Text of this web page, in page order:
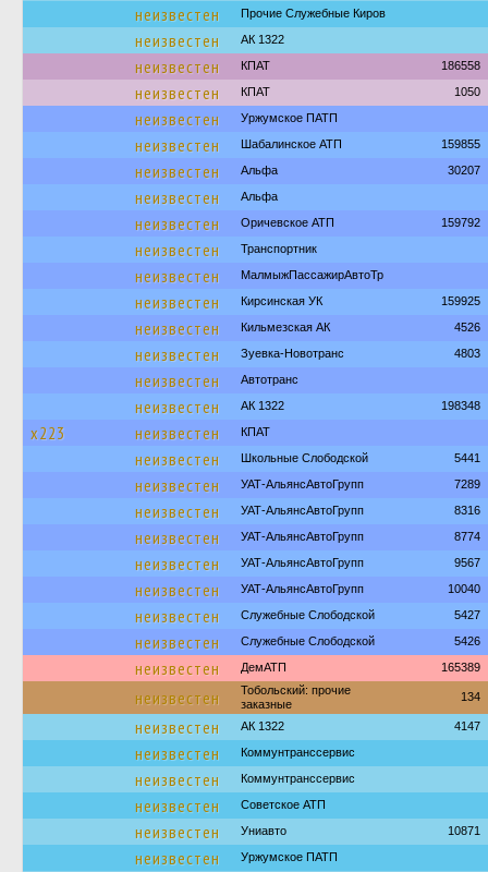
неизвестен Прочие Служебные Киров
неизвестен АК 1322
неизвестен КПАТ 186558
неизвестен КПАТ 1050
неизвестен Уржумское ПАТП
неизвестен Шабалинское АТП 159855
неизвестен Альфа 30207
неизвестен Альфа
неизвестен Оричевское АТП 159792
неизвестен Транспортник
неизвестен МалмыжПассажирАвтоТр
неизвестен Кирсинская УК 159925
неизвестен Кильмезская АК 4526
неизвестен Зуевка-Новотранс 4803
неизвестен Автотранс
неизвестен АК 1322 198348
х223 неизвестен КПАТ
неизвестен Школьные Слободской 5441
неизвестен УАТ-АльянсАвтоГрупп 7289
неизвестен УАТ-АльянсАвтоГрупп 8316
неизвестен УАТ-АльянсАвтоГрупп 8774
неизвестен УАТ-АльянсАвтоГрупп 9567
неизвестен УАТ-АльянсАвтоГрупп 10040
неизвестен Служебные Слободской 5427
неизвестен Служебные Слободской 5426
неизвестен ДемАТП 165389
неизвестен
Тобольский: прочие
заказные
134
неизвестен АК 1322 4147
неизвестен Коммунтранссервис
неизвестен Коммунтранссервис
неизвестен Советское АТП
неизвестен Униавто 10871
неизвестен Уржумское ПАТП